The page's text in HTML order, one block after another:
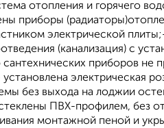
отопления и горячего
приборы
электрической
(канализация) с
приборов не
электрическая
без выхода на лоджии
ПВХ-профилем, без
монтажной пеной и